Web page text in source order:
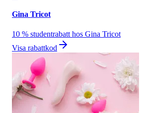
Gina Tricot
10 % studentrabatt hos Gina Tricot
Visa rabattkod